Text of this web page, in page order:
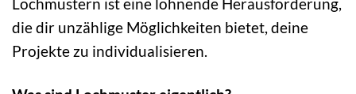
Lochmustern ist eine lohnende Herausforderung,
die dir unzählige Möglichkeiten bietet, deine
Projekte zu individualisieren.